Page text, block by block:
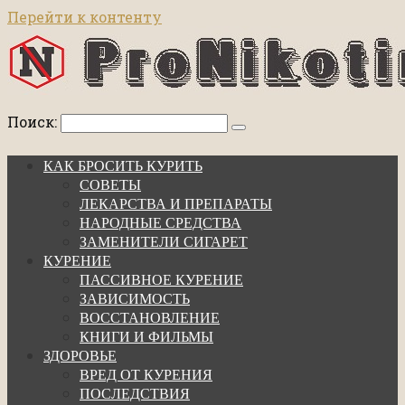
Перейти к контенту
Поиск:
КАК БРОСИТЬ КУРИТЬ
СОВЕТЫ
ЛЕКАРСТВА И ПРЕПАРАТЫ
НАРОДНЫЕ СРЕДСТВА
ЗАМЕНИТЕЛИ СИГАРЕТ
КУРЕНИЕ
ПАССИВНОЕ КУРЕНИЕ
ЗАВИСИМОСТЬ
ВОССТАНОВЛЕНИЕ
КНИГИ И ФИЛЬМЫ
ЗДОРОВЬЕ
ВРЕД ОТ КУРЕНИЯ
ПОСЛЕДСТВИЯ